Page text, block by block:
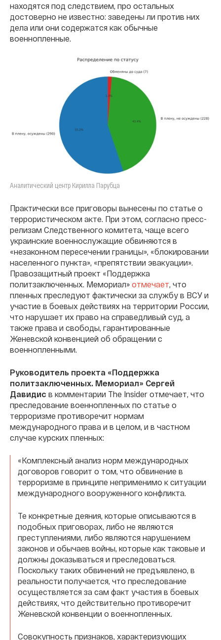
находятся под следствием, про остальных
достоверно не известно: заведены ли против них
дела или они содержатся как обычные
военнопленные.
Аналитический центр Кирилла Парубца
Практически все приговоры вынесены по статье о
террористическом акте. При этом, согласно пресс-
релизам Следственного комитета, чаще всего
украинские военнослужащие обвиняются в
«незаконном пересечении границы», «блокировании
населенного пункта», «препятствии эвакуации».
Правозащитный проект «Поддержка
политзаключенных. Мемориал» отмечает, что
пленных преследуют фактически за службу в ВСУ и
участие в боевых действиях на территории России,
что нарушает их право на справедливый суд, а
также права и свободы, гарантированные
Женевской конвенцией об обращении с
военнопленными.
Руководитель проекта «Поддержка
политзаключенных. Мемориал» Сергей
Давидис в комментарии The Insider отмечает, что
преследование военнопленных по статье о
терроризме противоречит нормам
международного права и в целом, и в частном
случае курских пленных:
«Комплексный анализ норм международных
договоров говорит о том, что обвинение в
терроризме в принципе неприменимо к ситуации
международного вооруженного конфликта.
Те конкретные деяния, которые описываются в
подобных приговорах, либо не являются
преступлениями, либо являются нарушением
законов и обычаев войны, которые как таковые и
должны доказываться и преследоваться.
Поскольку таких обвинений не предъявлено, в
реальности получается, что преследование
осуществляется за сам факт участия в боевых
действиях, что действительно противоречит
Женевской конвенции о военнопленных.
Совокупность признаков, характеризующих